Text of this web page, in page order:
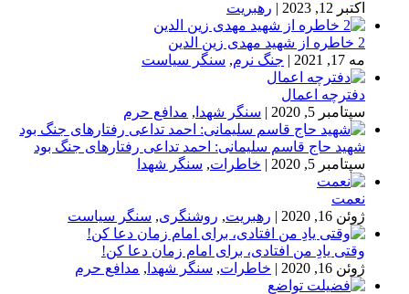
اکتبر 12, 2023
| رهبریت
2 خاطره از شهید مهدی زین الدین
مه 17, 2021
| جنگ نرم, سنگر سیاست
دفترچه اعمال
سپتامبر 5, 2020
| سنگر شهدا , مدافع حرم
شهید حاج قاسم سلیمانی: احمد تداعی رفتارهای جنگ بود
سپتامبر 5, 2020
| خاطرات, سنگر شهدا
نعمت
ژوئن 16, 2020
| رهبریت, روشنگری, سنگر سیاست
وقتی یادِ من افتادی، برای امام زمان دعا کن!
ژوئن 16, 2020
| خاطرات, سنگر شهدا , مدافع حرم